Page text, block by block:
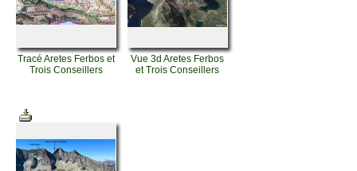
Tracé Aretes Ferbos et
Trois Conseillers
Vue 3d Aretes Ferbos
et Trois Conseillers